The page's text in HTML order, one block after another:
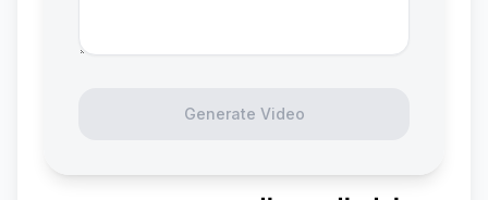
Generate Video